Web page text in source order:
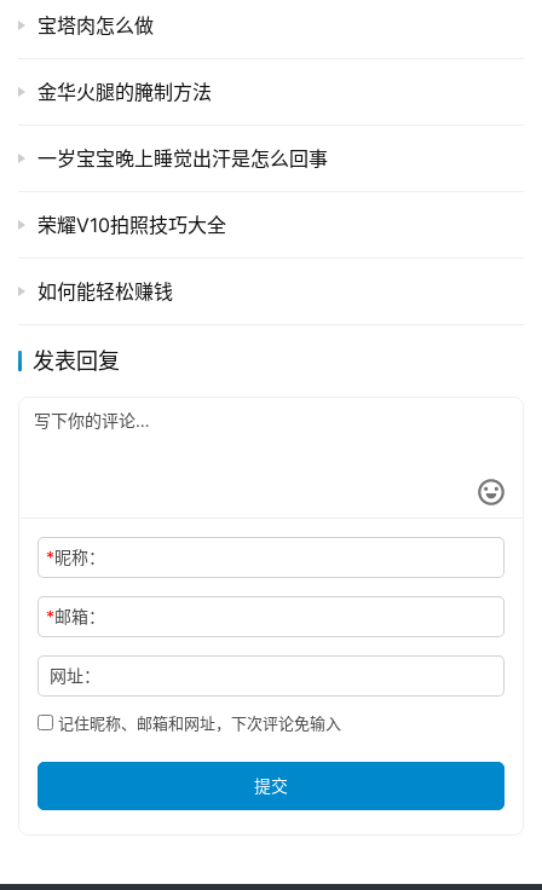
宝塔肉怎么做
金华火腿的腌制方法
一岁宝宝晚上睡觉出汗是怎么回事
荣耀V10拍照技巧大全
如何能轻松赚钱
发表回复
*昵称：
*邮箱：
网址：
记住昵称、邮箱和网址，下次评论免输入
提交